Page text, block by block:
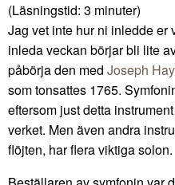
(Läsningstid: 3 minuter)
Jag vet inte hur ni inledde er
inleda veckan börjar bli lite
påbörja den med Joseph
som tonsattes 1765.
eftersom just detta
verket. Men även andra
flöjten, har flera viktiga solon.